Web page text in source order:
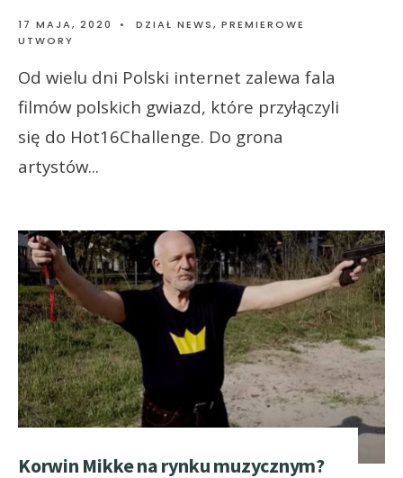
17 MAJA, 2020 • DZIAŁ NEWS, PREMIEROWE
UTWORY
Od wielu dni Polski internet zalewa fala
filmów polskich gwiazd, które przyłączyli
się do Hot16Challenge. Do grona
artystów...
Korwin Mikke na rynku muzycznym?